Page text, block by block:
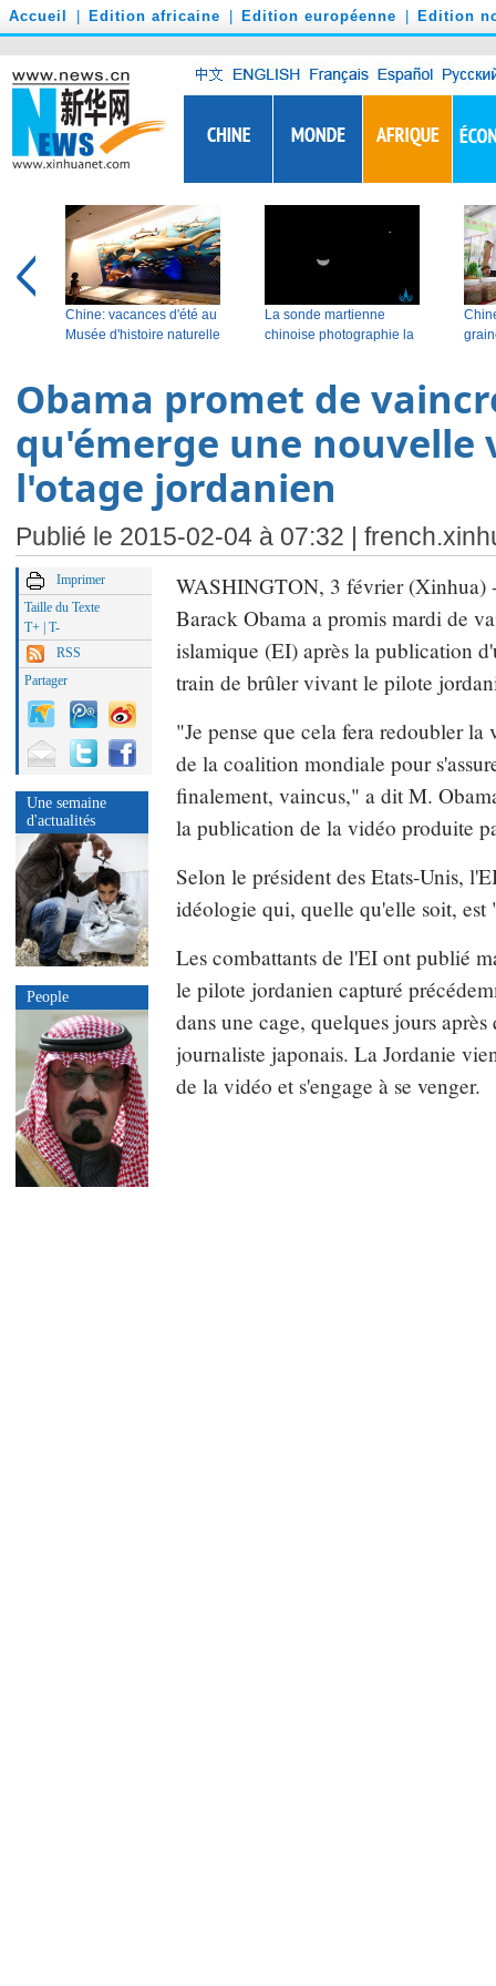
Accueil Edition africaine Edition européenne Edition
Obama promet de
qu'émerge une nouvelle
l'otage jordanien
Publié le 2015-02-04 à 07:32 |
Imprimer
Taille du Texte
T+ T-
RSS
Partager
Une semaine
d'actualités
People
WASHINGTON, 3 février (Xinhua)
Barack Obama a promis mardi de
islamique (EI) après la publication
train de brûler vivant le pilote
"Je pense que cela fera redoubler
de la coalition mondiale pour
finalement, vaincus," a dit M.
la publication de la vidéo produite
Selon le président des Etats-Unis,
idéologie qui, quelle qu'elle soit,
Les combattants de l'EI ont publié
le pilote jordanien capturé
dans une cage, quelques jours
journaliste japonais. La Jordanie
de la vidéo et s'engage à se venger.